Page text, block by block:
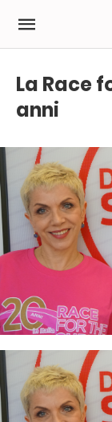
La Race
anni